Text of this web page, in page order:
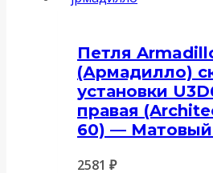
Петля
(Армадилло)
установки
правая
60) — Матовый
2581 ₽